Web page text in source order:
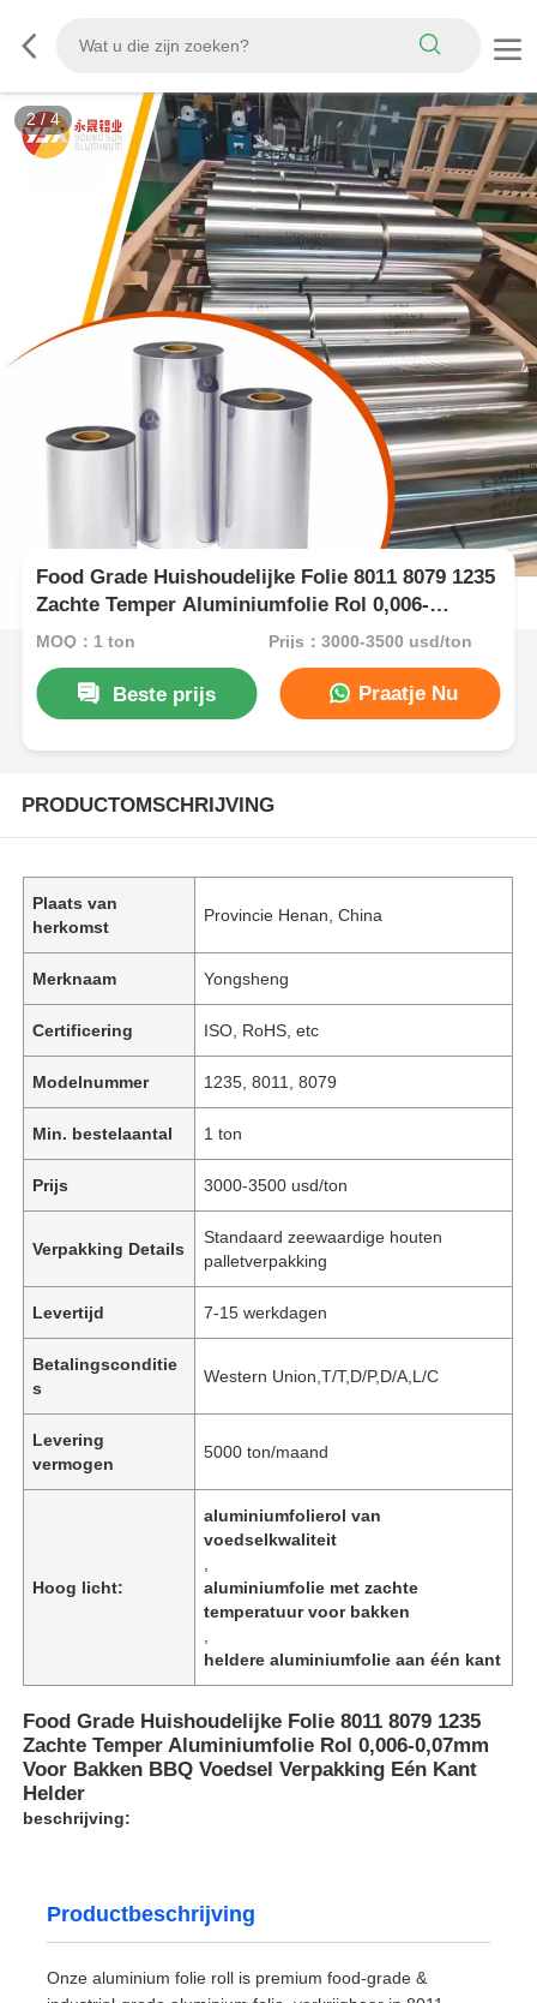
3/ 4
Food Grade Huishoudelijke Folie 8011 8079 1235
Zachte Temper Aluminiumfolie Rol 0,006-
0,07mm Voor Bakken BBQ Voedsel Verpakking
MOQ：1 ton Prijs：3000-3500 usd/ton
Beste prijs Praatje Nu
PRODUCTOMSCHRIJVING
Plaats van
herkomst
Provincie Henan, China
Merknaam Yongsheng
Certificering ISO, RoHS, etc
Modelnummer 1235, 8011, 8079
Min. bestelaantal 1 ton
Prijs 3000-3500 usd/ton
Verpakking Details
Standaard zeewaardige houten
palletverpakking
Levertijd 7-15 werkdagen
Betalingsconditie
s
Western Union,T/T,D/P,D/A,L/C
Levering
vermogen
5000 ton/maand
Hoog licht:
aluminiumfolierol van
voedselkwaliteit
aluminiumfolie met zachte
temperatuur voor bakken
heldere aluminiumfolie aan één kant
Food Grade Huishoudelijke Folie 8011 8079 1235
Zachte Temper Aluminiumfolie Rol 0,006-0,07mm
Voor Bakken BBQ Voedsel Verpakking Eén Kant
Helder
beschrijving:
Productbeschrijving
Onze aluminium folie roll is premium food-grade &